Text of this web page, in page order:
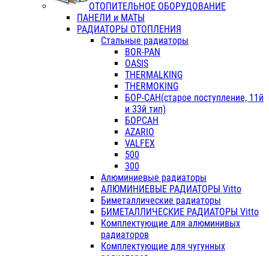
ОТОПИТЕЛЬНОЕ ОБОРУДОВАНИЕ
ПАНЕЛИ и МАТЫ
РАДИАТОРЫ ОТОПЛЕНИЯ
Стальные радиаторы
BOR-PAN
OASIS
THERMALKING
THERMOKING
БОР-САН(старое поступление, 11й
и 33й тип)
БОРСАН
AZARIO
VALFEX
500
300
Алюминиевые радиаторы
АЛЮМИНИЕВЫЕ РАДИАТОРЫ Vitto
Биметаллические радиаторы
БИМЕТАЛЛИЧЕСКИЕ РАДИАТОРЫ Vitto
Комплектующие для алюминивых
радиаторов
Комплектующие для чугунных